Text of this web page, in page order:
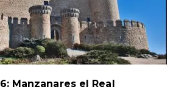
Manzanares el Real